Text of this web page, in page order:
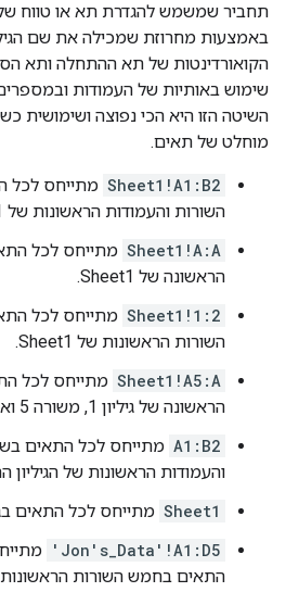
תחביר שמשמש להגדרת תא או טווח
באמצעות מחרוזת שמכילה את שם
הקואורדינטות של תא ההתחלה ותא
שימוש באותיות של העמודות
השיטה הזו היא הכי נפוצה ושימושית
מוחלט של תאים.
Sheet1!A1:B2 מתייחס לכל
השורות והעמודות הראשונות של Sheet1.
Sheet1!A:A מתייחס לכל
הראשונה של Sheet1.
Sheet1!1:2 מתייחס לכל
השורות הראשונות של Sheet1.
Sheet1!A5:A מתייחס לכל
הראשונה של גיליון 1, משורה 5 ואילך.
A1:B2 מתייחס לכל התאים
והעמודות הראשונות של הגיליון
Sheet1 מתייחס לכל התאים
'Jon's_Data'!A1:D5
התאים בחמש השורות